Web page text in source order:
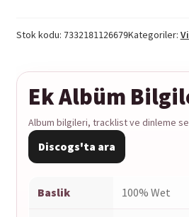
on
on
Stok kodu: 7332181126679Kategoriler:
Ek Albüm
Album bilgileri, tracklist ve dinleme
Discogs'ta ara
Baslik 100% Wet